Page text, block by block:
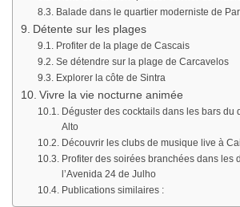
Balade dans le quartier moderniste de
Détente sur les plages
Profiter de la plage de Cascais
Se détendre sur la plage de Carcavelos
Explorer la côte de Sintra
Vivre la vie nocturne animée
Déguster des cocktails dans les bars du
Alto
Découvrir les clubs de musique live à
Profiter des soirées branchées dans les
l’Avenida 24 de Julho
Publications similaires :